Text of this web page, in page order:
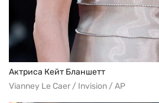
Актриса Кейт Бланшетт
Vianney Le Caer / Invision / AP